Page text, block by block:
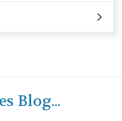
Blog...